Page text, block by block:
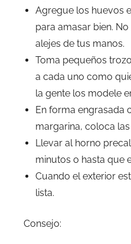
Agregue los huevos
para amasar bien.
alejes de tus manos.
Toma pequeños
a cada uno como
la gente los modele
En forma engrasada
margarina, coloca
Llevar al horno
minutos o hasta que
Cuando el exterior
lista.
Consejo: